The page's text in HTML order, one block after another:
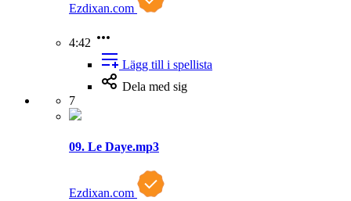
Ezdixan.com
4:42
Lägg till i spellista
Dela med sig
7
09. Le Daye.mp3
Ezdixan.com